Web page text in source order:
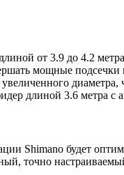
от 3.9 до 4.2
мощные
длиной 3.6 метра с
Shimano будет
точно